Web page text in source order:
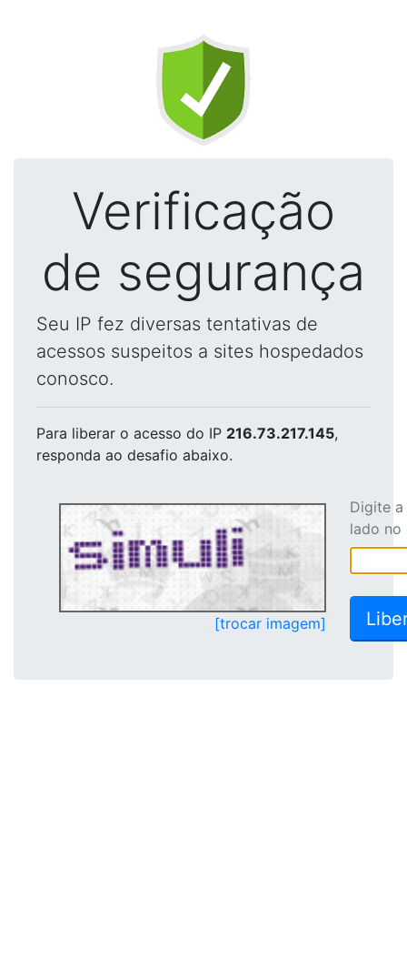
Verificação
de segurança
Seu IP fez diversas tentativas de
acessos suspeitos a sites hospedados
conosco.
Para liberar o acesso do IP 216.73.217.145,
responda ao desafio abaixo.
[trocar imagem]
Digite
lado no